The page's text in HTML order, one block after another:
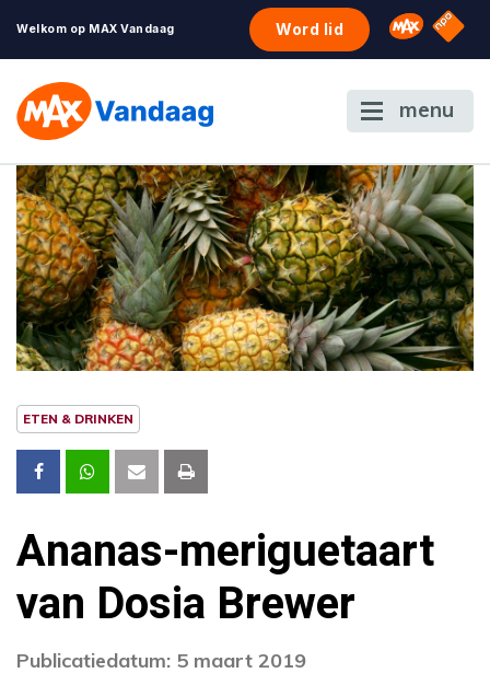
Welkom op MAX Vandaag Word lid Omroep
NPO
menu
ETEN & DRINKEN
Ananas-meriguetaart
van Dosia Brewer
Publicatiedatum: 5 maart 2019